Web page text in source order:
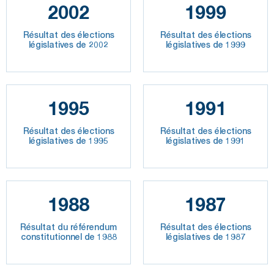
2002
Résultat des élections
législatives de 2002
1999
Résultat des élections
législatives de 1999
1995
Résultat des élections
législatives de 1995
1991
Résultat des élections
législatives de 1991
1988
Résultat du référendum
constitutionnel de 1988
1987
Résultat des élections
législatives de 1987